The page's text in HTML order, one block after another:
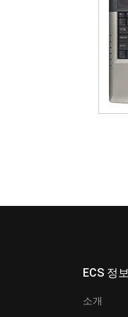
ECS 정보
소개